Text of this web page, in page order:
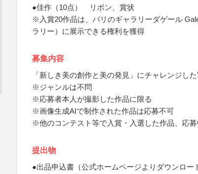
●佳作（10点） リボン、賞状
※入賞20作品は、パリのギャラリーダゲール
ラリー）に展示できる権利を獲得
募集内容
「新しき美の創作と美の発見」にチャレンジし
※ジャンルは不問
※応募者本人が撮影した作品に限る
※画像生成AIで制作された作品は応募不可
※他のコンテスト等で入賞・入選した作品、応
提出物
●出品申込書（公式ホームページよりダウンロー